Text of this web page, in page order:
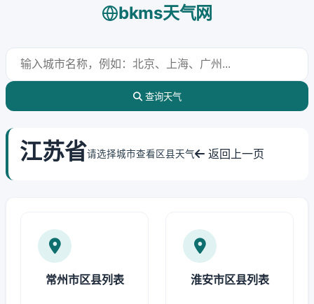
bkms天气网
查询天气
江苏省请选择城市查看区县天气 返回上一页
常州市区县列表 淮安市区县列表